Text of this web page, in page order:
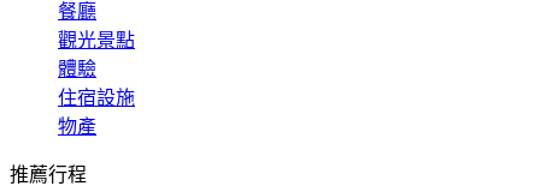
餐廳
觀光景點
體驗
住宿設施
物產
推薦行程